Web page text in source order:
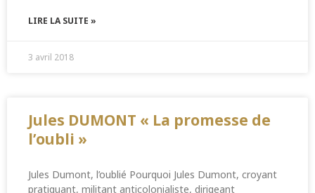
LIRE LA SUITE »
3 avril 2018
Jules DUMONT « La promesse de
l’oubli »
Jules Dumont, l’oublié Pourquoi Jules Dumont, croyant
pratiquant, militant anticolonialiste, dirigeant